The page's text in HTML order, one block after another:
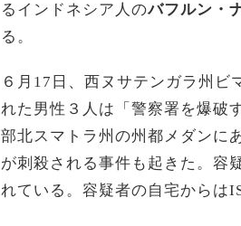
るインドネシア人のバフルン・
る。
６月17日、西ヌサテンガラ州
れた男性３人は「警察署を爆破
部北スマトラ州の州都メダンに
が刺殺される事件も起きた。容
れている。容疑者の自宅からは